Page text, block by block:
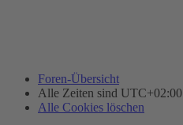
Foren-Übersicht
Alle Zeiten sind UTC+02:00
Alle Cookies löschen